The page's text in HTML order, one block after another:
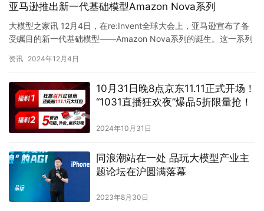
亚马逊推出新一代基础模型Amazon Nova系列
大模型之家讯 12月4日，在re:Invent全球大会上，亚马逊宣布了备
受瞩目的新一代基础模型——Amazon Nova系列的诞生。这一系列
资讯 2024年12月4日
10月31日晚8点京东11.11正式开场！
“1031直播狂欢夜”爆品5折限量抢！
2024年10月31日
同浪潮站在一处 品玩大模型产业主
题论坛在沪圆满落幕
2023年8月30日